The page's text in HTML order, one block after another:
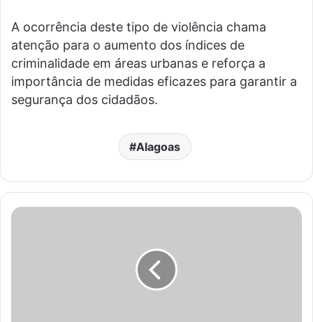
A ocorrência deste tipo de violência chama
atenção para o aumento dos índices de
criminalidade em áreas urbanas e reforça a
importância de medidas eficazes para garantir a
segurança dos cidadãos.
Alagoas